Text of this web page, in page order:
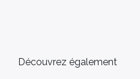
Découvrez également